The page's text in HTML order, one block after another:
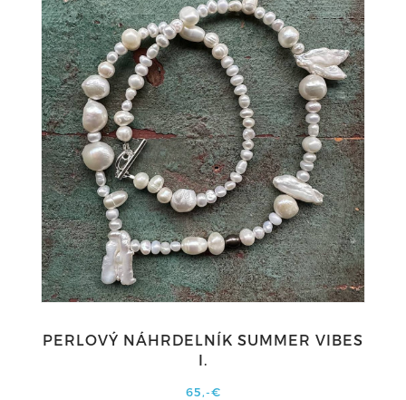
PERLOVÝ NÁHRDELNÍK SUMMER VIBES
I.
65,-€